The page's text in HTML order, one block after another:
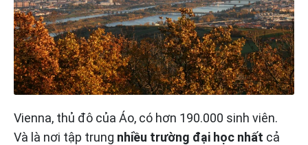
Vienna, thủ đô của Áo, có hơn 190.000 sinh viên.
Và là nơi tập trung nhiều trường đại học nhất cả